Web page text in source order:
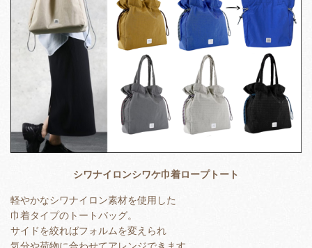
シワナイロンシワケ巾着ロープトート
軽やかなシワナイロン素材を使用した
巾着タイプのトートバッグ。
サイドを絞ればフォルムを変えられ